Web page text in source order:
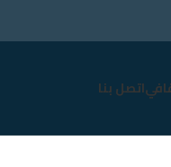
اتصل بنا